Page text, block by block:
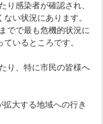
り感染者が確認され、
い状況にあります。
でで最も危機的状況に
いるところです。
り、特に市民の皆様へ
大する地域への行き